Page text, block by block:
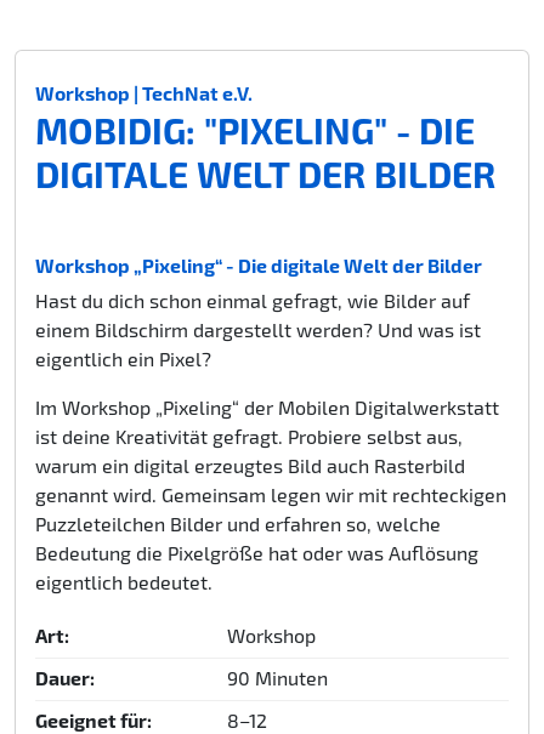
Workshop | TechNat e.V.
MOBIDIG: "PIXELING" - DIE
DIGITALE WELT DER BILDER
Workshop „Pixeling“ - Die digitale Welt der Bilder
Hast du dich schon einmal gefragt, wie Bilder auf
einem Bildschirm dargestellt werden? Und was ist
eigentlich ein Pixel?
Im Workshop „Pixeling“ der Mobilen Digitalwerkstatt
ist deine Kreativität gefragt. Probiere selbst aus,
warum ein digital erzeugtes Bild auch Rasterbild
genannt wird. Gemeinsam legen wir mit rechteckigen
Puzzleteilchen Bilder und erfahren so, welche
Bedeutung die Pixelgröße hat oder was Auflösung
eigentlich bedeutet.
Art:
Workshop
Dauer:
90 Minuten
Geeignet für:
8–12